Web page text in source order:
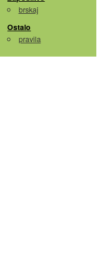
brskaj
Ostalo
pravila